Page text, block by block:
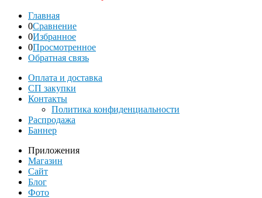
Главная
0Сравнение
0Избранное
0Просмотренное
Обратная связь
Оплата и доставка
СП закупки
Контакты
Политика конфиденциальности
Распродажа
Баннер
Приложения
Магазин
Сайт
Блог
Фото